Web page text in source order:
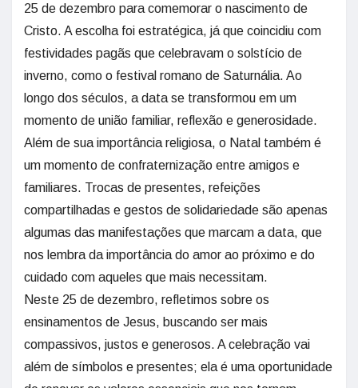
25 de dezembro para comemorar o nascimento de
Cristo. A escolha foi estratégica, já que coincidiu com
festividades pagãs que celebravam o solstício de
inverno, como o festival romano de Saturnália. Ao
longo dos séculos, a data se transformou em um
momento de união familiar, reflexão e generosidade.
Além de sua importância religiosa, o Natal também é
um momento de confraternização entre amigos e
familiares. Trocas de presentes, refeições
compartilhadas e gestos de solidariedade são apenas
algumas das manifestações que marcam a data, que
nos lembra da importância do amor ao próximo e do
cuidado com aqueles que mais necessitam.
Neste 25 de dezembro, refletimos sobre os
ensinamentos de Jesus, buscando ser mais
compassivos, justos e generosos. A celebração vai
além de símbolos e presentes; ela é uma oportunidade